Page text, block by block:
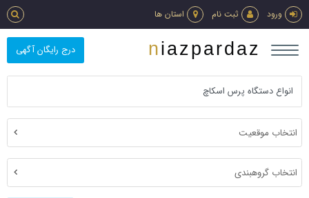
ورود ثبت نام استان ها
درج رایگان آگهی niazpardaz
انتخاب موقعیت
انتخاب گروهبندی